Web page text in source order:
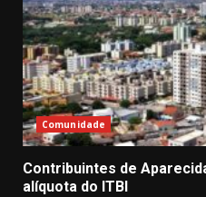
Comunidade
Contribuintes de
alíquota do ITBI